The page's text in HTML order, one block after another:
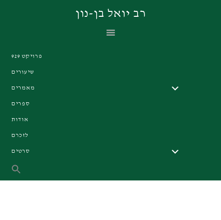
רב יואל בן-נון
פרויקט 929
שיעורים
מאמרים
ספרים
אודות
לזכרם
סרטים